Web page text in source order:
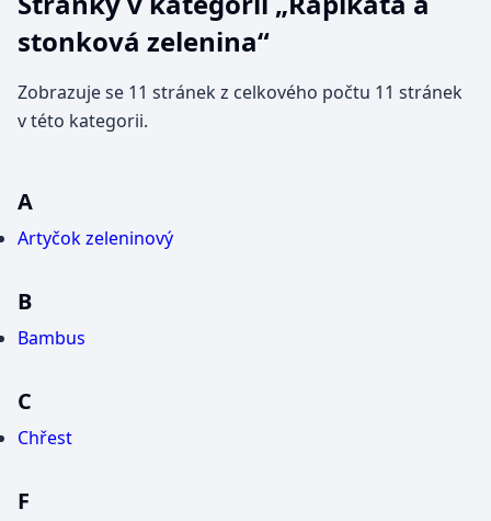
stonková zelenina“
Zobrazuje se 11 stránek z celkového počtu 11 stránek
v této kategorii.
A
Artyčok zeleninový
B
Bambus
C
Chřest
F